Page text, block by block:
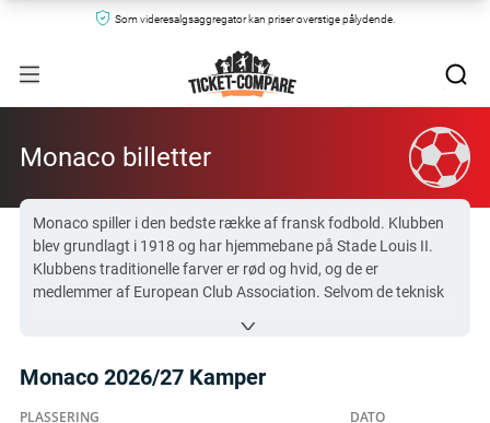
Som videresalgsaggregator kan priser overstige pålydende.
Monaco billetter
Monaco spiller i den bedste række af fransk fodbold. Klubben
blev grundlagt i 1918 og har hjemmebane på Stade Louis II.
Klubbens traditionelle farver er rød og hvid, og de er
medlemmer af European Club Association. Selvom de teknisk
kommende kampe.
Monaco 2026/27 Kamper